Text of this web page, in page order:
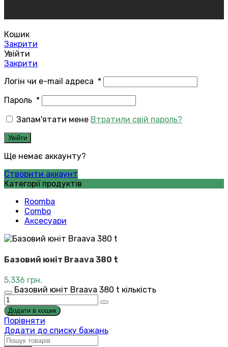
Кошик
Закрити
Увійти
Закрити
Логін чи e-mail адреса *
Пароль *
Запам'ятати мене Втратили свій пароль?
Увійти
Ще немає аккаунту?
Створити аккаунт
Категорії продуктів
Roomba
Combo
Аксесуари
Базовий юніт Braava 380 t
5,336 грн.
Базовий юніт Braava 380 t кількість
Додати в кошик
Порівняти
Додати до списку бажань